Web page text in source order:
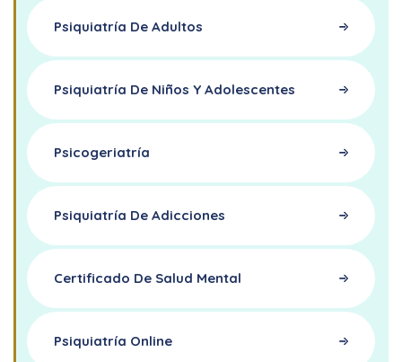
Psiquiatría De Adultos
Psiquiatría De Niños Y Adolescentes
Psicogeriatría
Psiquiatría De Adicciones
Certificado De Salud Mental
Psiquiatría Online